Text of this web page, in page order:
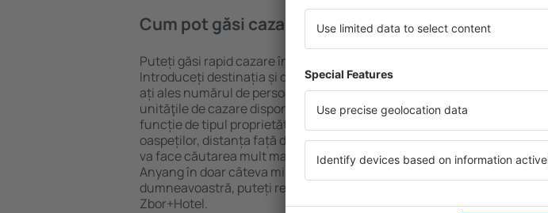
Cum pot găsi cazare în Anyang?
Puteți găsi rapid cazare în Anyang folosind un motor de căutare.
Introduceți destinația și datele de check-in și check-out. După ce
ați ales numărul de persoane, motorul de căutare va afișa
unităţile de cazare disponibile în Anyang. Filtrarea rezultatelor în
funcție de tipul proprietăţii, numărul de stele, evaluările
oaspeților, distanța față de centru și opțiunea de anulare gratuită
va face căutarea mult mai ușoară. Astfel veți putea găsi cazare în
Anyang în doar câteva minute. În funcție de nevoile
dumneavoastră, puteți rezerva doar cazare sau un pachet
Zbor+Hotel.